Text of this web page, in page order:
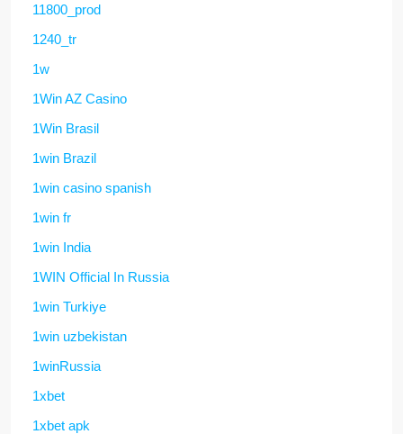
11800_prod
1240_tr
1w
1Win AZ Casino
1Win Brasil
1win Brazil
1win casino spanish
1win fr
1win India
1WIN Official In Russia
1win Turkiye
1win uzbekistan
1winRussia
1xbet
1xbet apk